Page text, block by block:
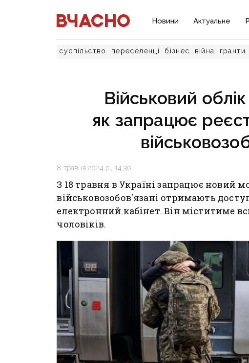
Новини Актуальне
суспільство переселенці бізнес війна гранти
Військовий
як запрацює
8 травня 2024 р., 14:30
З 18 травня в Україні запрацює новий
військовозобов'язані отримають
електронний кабінет. Він міститиме
чоловіків.